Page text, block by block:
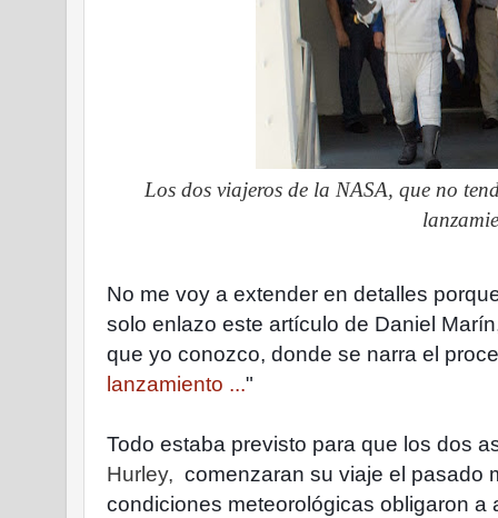
Los dos viajeros de la NASA, que no
No me voy a extender en detalles
solo enlazo este artículo de Daniel
que yo conozco, donde se narra el
lanzamiento ..."
Todo estaba previsto para que los dos
Hurley, comenzaran su viaje el pasado
condiciones meteorológicas obligaron